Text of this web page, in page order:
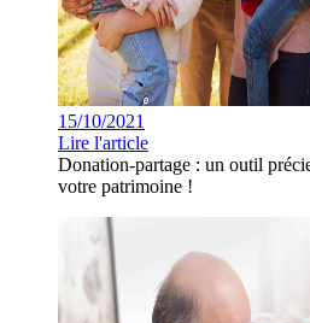
15/10/2021
Lire l'article
Donation-partage : un outil
votre patrimoine !